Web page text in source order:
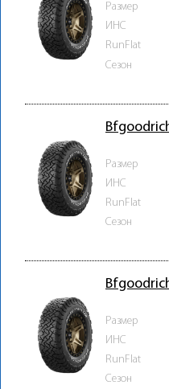
Размер
ИНС
RunFlat
Сезон
Размер
ИНС
RunFlat
Сезон
Размер
ИНС
RunFlat
Сезон